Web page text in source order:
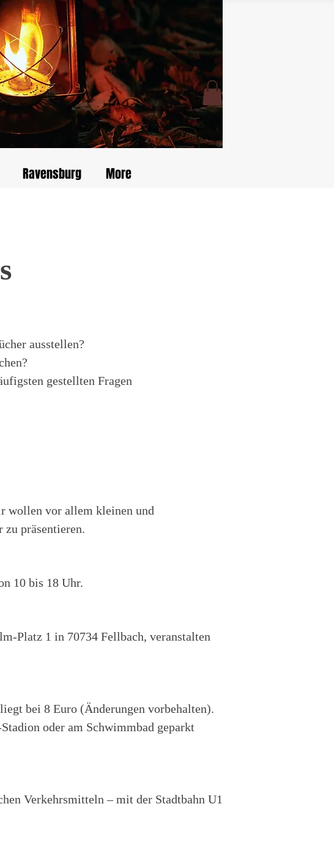
Ravensburg More
ausstellen?
gestellten Fragen
wollen vor allem kleinen und
präsentieren.
10 bis 18 Uhr.
Platz 1 in 70734 Fellbach, veranstalten
bei 8 Euro (Änderungen vorbehalten).
oder am Schwimmbad geparkt
Verkehrsmitteln – mit der Stadtbahn U1